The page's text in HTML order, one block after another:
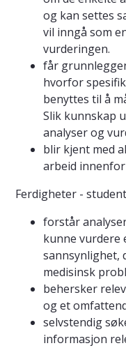
og kan settes
vil inngå som
vurderingen.
får
hvorfor
benyttes til å
Slik kunnskap
analyser og
blir kjent med
arbeid
Ferdigheter -
forstår
kunne vurdere
sannsynlighet,
medisinsk
behersker
og et
selvstendig
informasjon